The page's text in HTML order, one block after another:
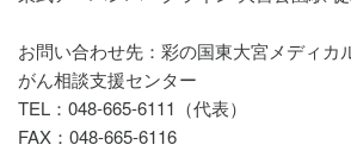
お問い合わせ先：彩の国東大宮メディカ
がん相談支援センター
TEL：048-665-6111（代表）
FAX：048-665-6116